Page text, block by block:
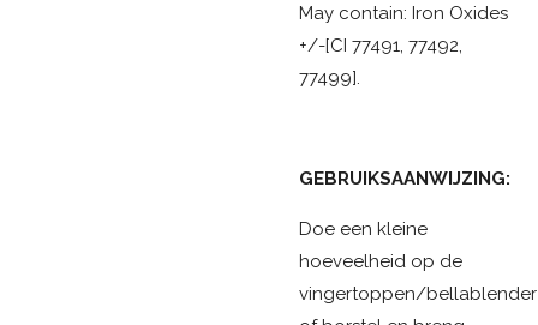
May contain: Iron Oxides
+/-[CI 77491, 77492,
77499].
GEBRUIKSAANWIJZING:
Doe een kleine
hoeveelheid op de
vingertoppen/bellablender